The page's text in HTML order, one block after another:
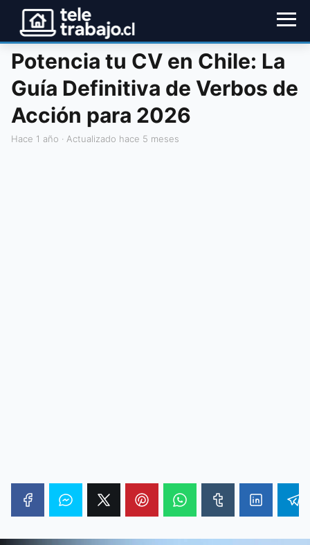
Potencia tu CV en Chile: La
Guía Definitiva de Verbos de
Acción para 2026
hace 1 año · Actualizado hace 5 meses